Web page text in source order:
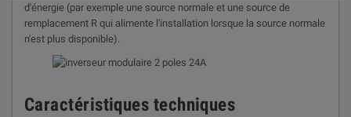
d'énergie (par exemple une source normale et une source de
remplacement R qui alimente l'installation lorsque la source normale
n'est plus disponible).
Caractéristiques techniques